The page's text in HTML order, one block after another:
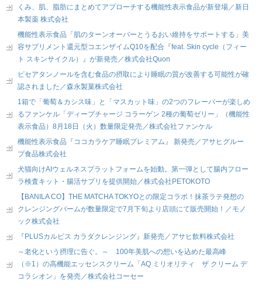
くみ、肌、脂肪にまとめてアプローチする機能性表示食品が新登場／新日
本製薬 株式会社
機能性表示食品「肌のターンオーバーとうるおい維持をサポートする」美
容サプリメント還元型コエンザイムQ10を配合『feat. Skin cycle（フィー
ト スキンサイクル）』が新発売／株式会社Quon
ピセアタンノールを含む食品の摂取により睡眠の質が改善する可能性が確
認されました／森永製菓株式会社
1箱で「葡萄＆カシス味」と「マスカット味」の2つのフレーバーが楽しめ
るファンケル「ディープチャージ コラーゲン 2種の葡萄ゼリー」（機能性
表示食品）8月18日（火）数量限定発売／株式会社ファンケル
機能性表示食品『ココカラケア睡眠プレミアム』 新発売／アサヒグルー
プ食品株式会社
犬猫向けAIウェルネスプラットフォームを始動。第一弾として腸内フロー
ラ検査キット・腸活サプリを提供開始／株式会社PETOKOTO
【BANILA CO】THE MATCHA TOKYOとの限定コラボ！抹茶ラテ発想の
クレンジングバームが数量限定で7月下旬より店頭にて販売開始！／モノ
ック株式会社
『PLUSカルピス カラダクレンジング』新発売／アサヒ飲料株式会社
～老化という摂理に告ぐ。～ 100年美肌への想いを込めた最高峰
（※1）の高機能エッセンスクリーム「AQ ミリオリティ ザ クリーム デ
コラシオン」を発売／株式会社コーセー